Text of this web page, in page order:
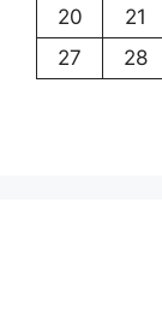
20
21
27
28